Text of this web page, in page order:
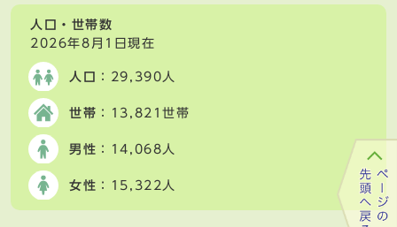
人口・世帯数
2026年8月1日現在
人口 ：29,390人
世帯 ：13,821世帯
男性 ：14,068人
女性 ：15,322人